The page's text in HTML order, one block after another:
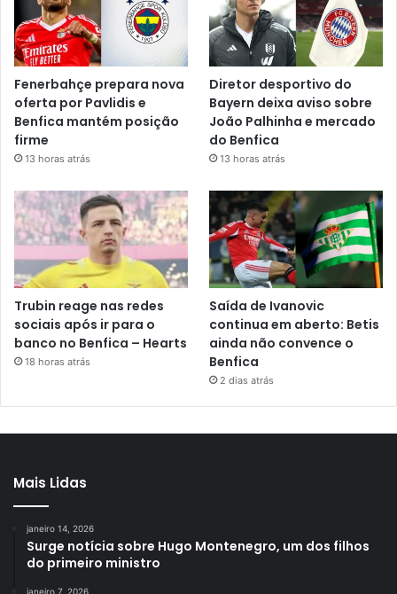
Fenerbahçe prepara nova
oferta por Pavlidis e
Benfica mantém posição
firme
13 horas atrás
Diretor desportivo do
Bayern deixa aviso sobre
João Palhinha e mercado
do Benfica
13 horas atrás
Trubin reage nas redes
sociais após ir para o
banco no Benfica – Hearts
18 horas atrás
Saída de Ivanovic
continua em aberto: Betis
ainda não convence o
Benfica
2 dias atrás
Mais Lidas
janeiro 14, 2026
Surge notícia sobre Hugo Montenegro, um dos filhos
do primeiro ministro
janeiro 7, 2026